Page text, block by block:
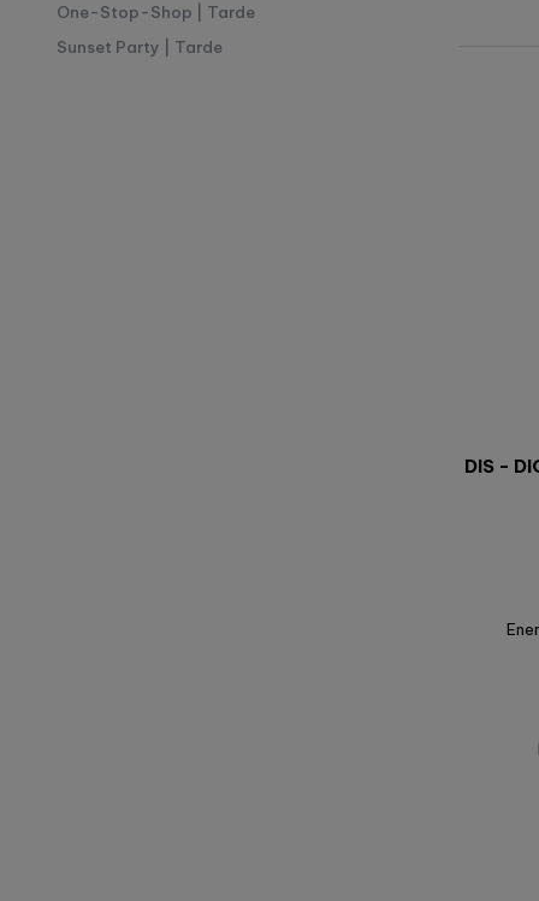
One-Stop-Shop | Tarde
Sunset Party | Tarde
DIS -